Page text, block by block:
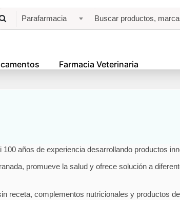
Farmacia Veterinaria
Parafarmacia
años de experiencia desarrollando productos
promueve la salud y ofrece solución a
receta, complementos nutricionales y productos